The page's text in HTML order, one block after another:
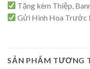
Tặng kèm Thiệp,
Gửi Hình Hoa Trước
SẢN PHẨM TƯƠNG